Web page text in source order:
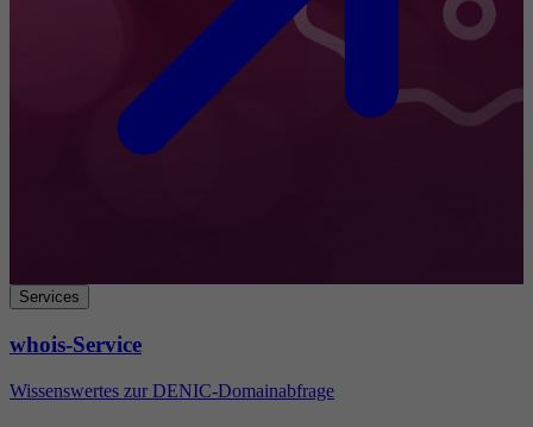
Services
whois-Service
Wissenswertes zur DENIC-Domainabfrage